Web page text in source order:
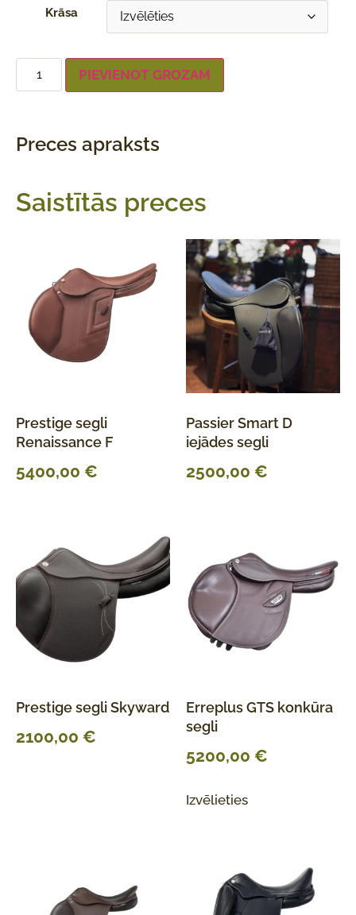
Krāsa
PIEVIENOT GROZAM
Preces apraksts
Saistītās preces
Prestige segli
Renaissance F
5400,00 €
Passier Smart D
iejādes segli
2500,00 €
Prestige segli Skyward
2100,00 €
Erreplus GTS konkūra
segli
5200,00 €
Izvēlieties